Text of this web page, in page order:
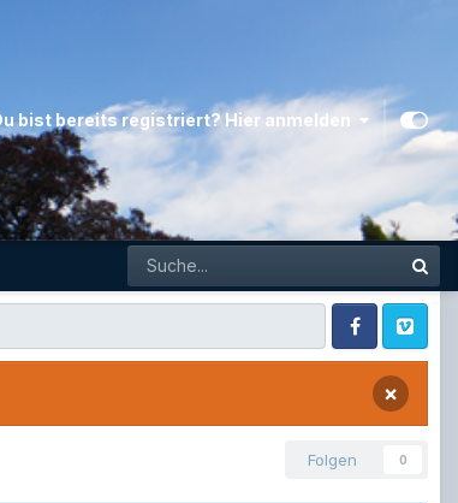
bist bereits registriert? Hier anmelden
FacebookVimeo
×
Folgen 0